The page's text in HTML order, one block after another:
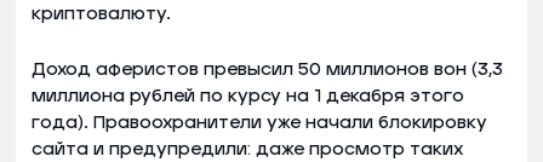
криптовалюту.
Доход аферистов превысил 50 миллионов вон (3,3
миллиона рублей по курсу на 1 декабря этого
года). Правоохранители уже начали блокировку
сайта и предупредили: даже просмотр таких